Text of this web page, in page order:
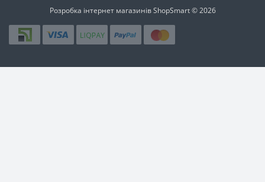
Розробка інтернет магазинівShopSmart © 2026